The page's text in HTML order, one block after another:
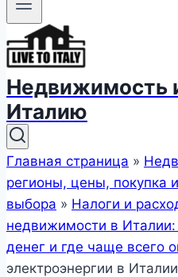
Недвижимость
Италию
Главная страница »
регионы, цены, покупка
выбора » Налоги и
недвижимости в
денег и где чаще всего
электроэнергии в